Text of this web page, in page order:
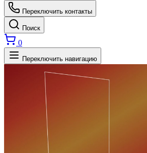
Переключить контакты
Поиск
0
Переключить навигацию